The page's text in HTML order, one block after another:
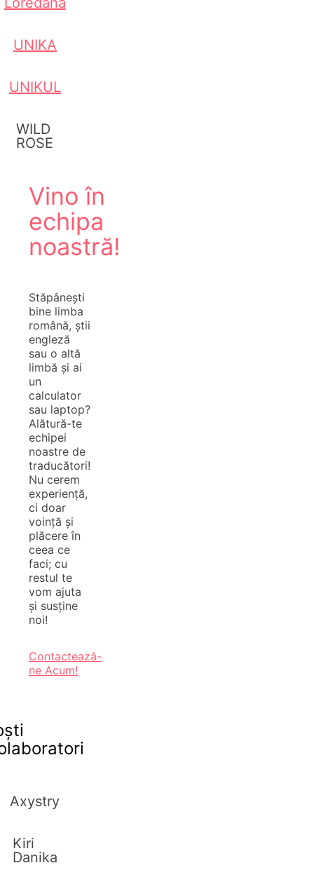
UNIKA
UNIKUL
WILD
ROSE
Vino în
echipa
noastră!
Stăpânești
bine limba
română, știi
engleză
sau o altă
limbă și ai
un
calculator
sau laptop?
Alătură-te
echipei
noastre de
traducători!
Nu cerem
experiență,
ci doar
voință și
plăcere în
ceea ce
faci; cu
restul te
vom ajuta
și susține
noi!
Contactează-
ne Acum!
Axystry
Kiri
Danika